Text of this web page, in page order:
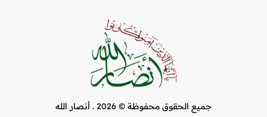
جميع الحقوق محفوظة © 2026 . أنصار الله